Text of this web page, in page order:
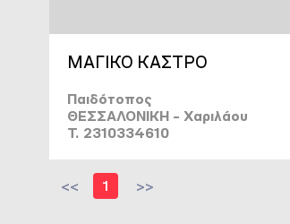
ΜΑΓΙΚΟ ΚΑΣΤΡΟ
Παιδότοπος
ΘΕΣΣΑΛΟΝΙΚΗ - Χαριλάου
T. 2310334610
<< 1 >>